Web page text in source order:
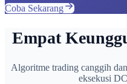
Coba Sekarang
Empat
Algoritme trading canggih
eksekusi